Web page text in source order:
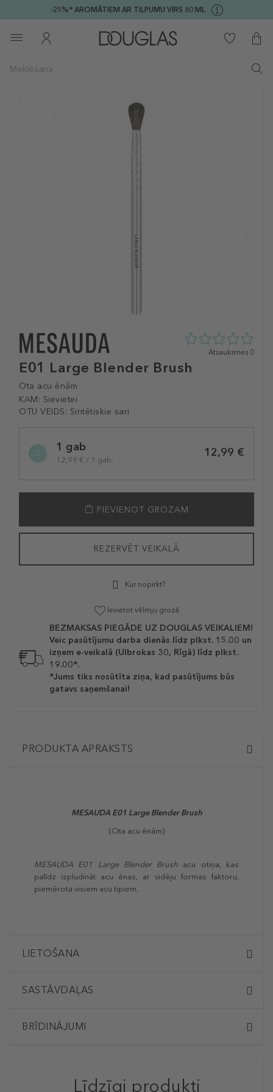
-25%* AROMĀTIEM AR TILPUMU VIRS 80 ML
E01 Large Blender Brush
Ota acu ēnām
KAM: Sievietei
OTU VEIDS: Sintētiskie sari
0
Atsauksmes 0
variation1 gab
12,99 € / 1 gab.
12,99 €
PIEVIENOT GROZAM
REZERVĒT VEIKALĀ
Kur nopirkt?
Ievietot vēlmju grozā
BEZMAKSAS PIEGĀDE UZ DOUGLAS VEIKALIEM!
Veic pasūtījumu darba dienās līdz plkst. 15.00 un
izņem e-veikalā (Ulbrokas 30, Rīgā) līdz plkst.
19.00*.
*Jums tiks nosūtīta ziņa, kad pasūtījums būs
gatavs saņemšanai!
PRODUKTA APRAKSTS
MESAUDA E01 Large Blender Brush
(Ota acu ēnām)
MESAUDA E01 Large Blender Brush acu otiņa, kas
palīdz izpludināt acu ēnas, ar vidēju formas faktoru,
piemērota visiem acu tipiem.
LIETOŠANA
SASTĀVDAĻAS
BRĪDINĀJUMI
Līdzīgi produkti